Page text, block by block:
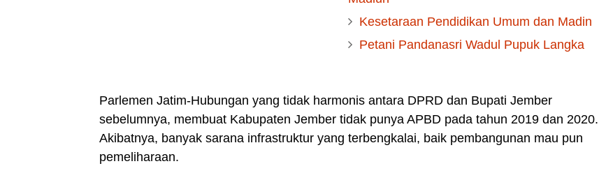
Kesetaraan Pendidikan Umum dan Madin
Petani Pandanasri Wadul Pupuk Langka
Parlemen Jatim-Hubungan yang tidak harmonis antara DPRD dan Bupati Jember
sebelumnya, membuat Kabupaten Jember tidak punya APBD pada tahun 2019 dan 2020.
Akibatnya, banyak sarana infrastruktur yang terbengkalai, baik pembangunan mau pun
pemeliharaan.